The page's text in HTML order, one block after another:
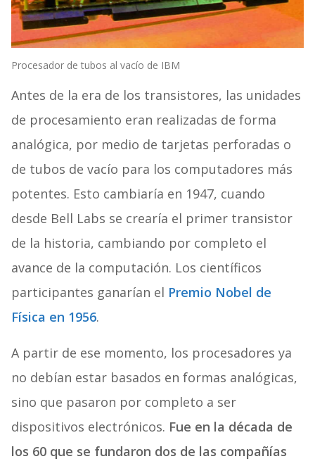
Procesador de tubos al vacío de IBM
Antes de la era de los transistores, las unidades
de procesamiento eran realizadas de forma
analógica, por medio de tarjetas perforadas o
de tubos de vacío para los computadores más
potentes. Esto cambiaría en 1947, cuando
desde Bell Labs se crearía el primer transistor
de la historia, cambiando por completo el
avance de la computación. Los científicos
participantes ganarían el Premio Nobel de
Física en 1956.
A partir de ese momento, los procesadores ya
no debían estar basados en formas analógicas,
sino que pasaron por completo a ser
dispositivos electrónicos. Fue en la década de
los 60 que se fundaron dos de las compañías